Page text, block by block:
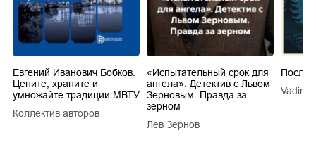
Евгений Иванович Бобков.
Цените, храните и
умножайте традиции МВТУ
Коллектив авторов
«Испытательный срок для
ангела». Детектив с Львом
Зерновым. Правда за
зерном
Лев Зернов
Vadim